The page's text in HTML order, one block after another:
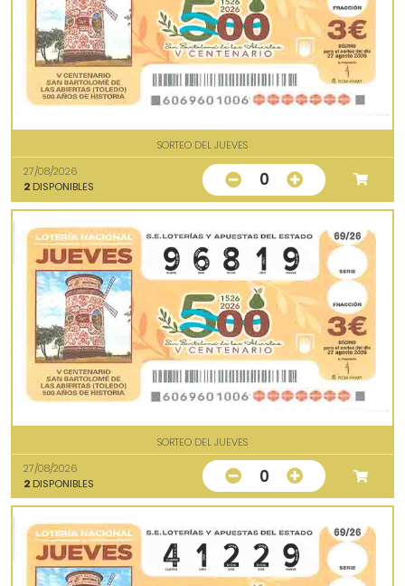
SORTEO DEL JUEVES
27/08/2026
2 DISPONIBLES 0
SORTEO DEL JUEVES
27/08/2026
2 DISPONIBLES 0